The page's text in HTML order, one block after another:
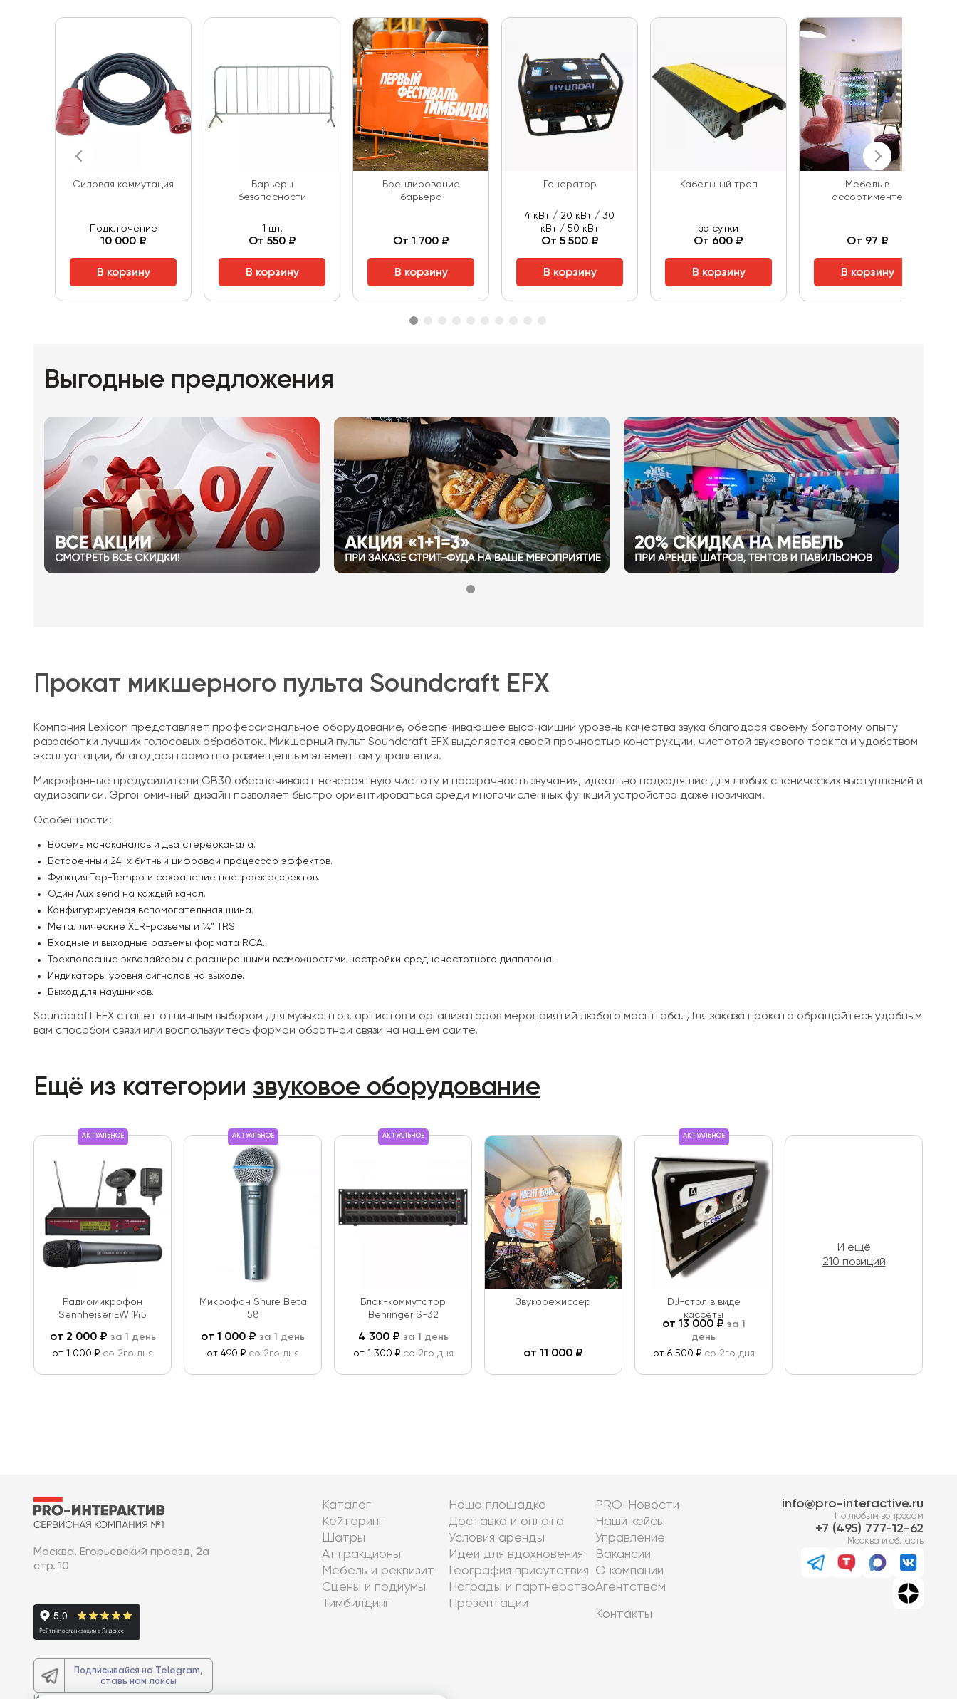
Cиловая коммутация
Подключение
10 000 ₽
В корзину
Барьеры
безопасности
1 шт.
От 550 ₽
В корзину
Брендирование
барьера
От 1 700 ₽
В корзину
Генератор
4 кВт / 20 кВт / 30
кВт / 50 кВт
От 5 500 ₽
В корзину
Кабельный трап
за сутки
От 600 ₽
В корзину
Мебель в
ассортименте
От 97 ₽
В корзину
Выгодные предложения
Прокат микшерного пульта Soundcraft EFX
Компания Lexicon представляет профессиональное оборудование, обеспечивающее высочайший уровень качества звука благодаря своему богатому опыту
разработки лучших голосовых обработок. Микшерный пульт Soundcraft EFX выделяется своей прочностью конструкции, чистотой звукового тракта и удобством
эксплуатации, благодаря грамотно размещенным элементам управления.
Микрофонные предусилители GB30 обеспечивают невероятную чистоту и прозрачность звучания, идеально подходящие для любых сценических выступлений и
аудиозаписи. Эргономичный дизайн позволяет быстро ориентироваться среди многочисленных функций устройства даже новичкам.
Особенности:
Восемь моноканалов и два стереоканала.
Встроенный 24-х битный цифровой процессор эффектов.
Функция Tap-Tempo и сохранение настроек эффектов.
Один Aux send на каждый канал.
Конфигурируемая вспомогательная шина.
Металлические XLR-разъемы и ¼” TRS.
Входные и выходные разъемы формата RCA.
Трехполосные эквалайзеры с расширенными возможностями настройки среднечастотного диапазона.
Индикаторы уровня сигналов на выходе.
Выход для наушников.
Soundcraft EFX станет отличным выбором для музыкантов, артистов и организаторов мероприятий любого масштаба. Для заказа проката обращайтесь удобным
вам способом связи или воспользуйтесь формой обратной связи на нашем сайте.
Ещё из категории звуковое оборудование
АКТУАЛЬНОЕ
Радиомикрофон
Sennheiser EW 145
от 2 000₽ за 1 день
от 1 000 ₽ со 2го дня
АКТУАЛЬНОЕ
Микрофон Shure Beta
58
от 1 000 ₽ за 1 день
от 490 ₽ со 2го дня
АКТУАЛЬНОЕ
Блок-коммутатор
Behringer S-32
4 300₽ за 1 день
от 1 300 ₽ со 2го дня
Звукорежиссер
от 11 000 ₽
АКТУАЛЬНОЕ
DJ-стол в виде
кассеты
от 13 000₽ за 1
день
от 6 500 ₽ со 2го дня
И ещё
210 позиций
Москва, Егорьевский проезд, 2а
стр. 10
Подписывайся на Telegram,
ставь нам лойсы
Каталог
Кейтеринг
Шатры
Аттракционы
Мебель и реквизит
Сцены и подиумы
Тимбилдинг
Наша площадка
Доставка и оплата
Условия аренды
Идеи для вдохновения
География присутствия
Награды и партнерство
Презентации
PRO-Новости
Наши кейсы
Управление
Вакансии
О компании
Агентствам
Контакты
info@pro-interactive.ru
По любым вопросам
7 (495) 777-12-62
Москва и область